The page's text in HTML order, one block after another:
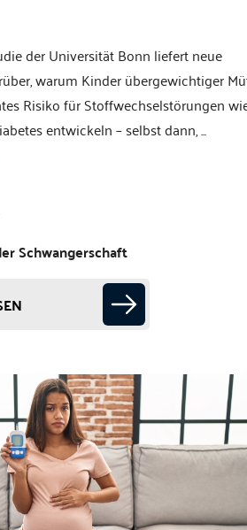
der Universität Bonn liefert neue
warum Kinder übergewichtiger
Risiko für Stoffwechselstörungen
entwickeln – selbst dann, ...
Schwangerschaft